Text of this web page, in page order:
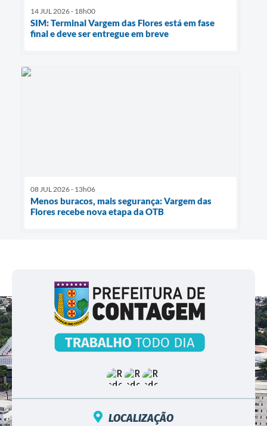
14 JUL 2026 - 18h00
SIM: Terminal Vargem das Flores está em fase
final e deve ser entregue em breve
08 JUL 2026 - 13h06
Menos buracos, mais segurança: Vargem das
Flores recebe nova etapa da OTB
LOCALIZAÇÃO